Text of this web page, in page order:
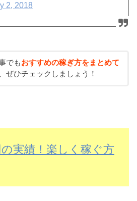
2, 2018
でもおすすめの稼ぎ方をまとめて
ぜひチェックしましょう！
の実績！楽しく稼ぐ方